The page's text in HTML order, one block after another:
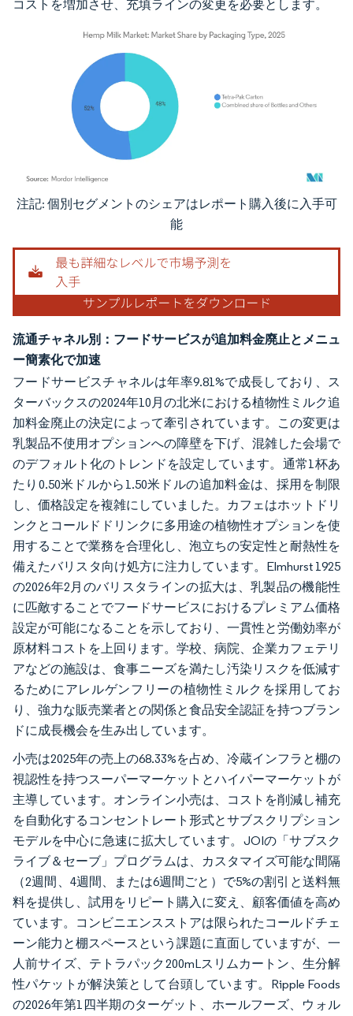
コストを増加させ、充填ラインの変更を必要とします。
画像 © Mordor Intelligence。再利用にはCC BY 4.0の表示が必要です。
注記: 個別セグメントのシェアはレポート購入後に入手可
能
流通チャネル別：フードサービスが追加料金廃止とメニュ
ー簡素化で加速
フードサービスチャネルは年率9.81%で成長しており、ス
ターバックスの2024年10月の北米における植物性ミルク追
加料金廃止の決定によって牽引されています。この変更は
乳製品不使用オプションへの障壁を下げ、混雑した会場で
のデフォルト化のトレンドを設定しています。通常1杯あ
たり0.50米ドルから1.50米ドルの追加料金は、採用を制限
し、価格設定を複雑にしていました。カフェはホットドリ
ンクとコールドドリンクに多用途の植物性オプションを使
用することで業務を合理化し、泡立ちの安定性と耐熱性を
備えたバリスタ向け処方に注力しています。Elmhurst 1925
の2026年2月のバリスタラインの拡大は、乳製品の機能性
に匹敵することでフードサービスにおけるプレミアム価格
設定が可能になることを示しており、一貫性と労働効率が
原材料コストを上回ります。学校、病院、企業カフェテリ
アなどの施設は、食事ニーズを満たし汚染リスクを低減す
るためにアレルゲンフリーの植物性ミルクを採用してお
り、強力な販売業者との関係と食品安全認証を持つブラン
ドに成長機会を生み出しています。
小売は2025年の売上の68.33%を占め、冷蔵インフラと棚の
視認性を持つスーパーマーケットとハイパーマーケットが
主導しています。オンライン小売は、コストを削減し補充
を自動化するコンセントレート形式とサブスクリプション
モデルを中心に急速に拡大しています。JOIの「サブスク
ライブ＆セーブ」プログラムは、カスタマイズ可能な間隔
（2週間、4週間、または6週間ごと）で5%の割引と送料無
料を提供し、試用をリピート購入に変え、顧客価値を高め
ています。コンビニエンスストアは限られたコールドチェ
ーン能力と棚スペースという課題に直面していますが、一
人前サイズ、テトラパック200mLスリムカートン、生分解
性パケットが解決策として台頭しています。Ripple Foods
の2026年第1四半期のターゲット、ホールフーズ、ウォル